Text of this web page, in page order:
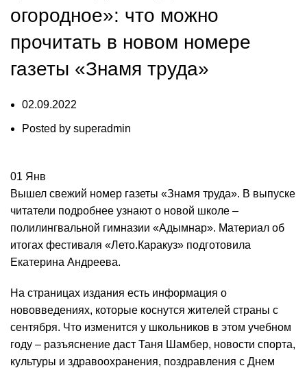
огородное»: что можно
прочитать в новом номере
газеты «Знамя труда»
02.09.2022
Posted by superadmin
01 Янв
Вышел свежий номер газеты «Знамя труда». В выпуске
читатели подробнее узнают о новой школе –
полилингвальной гимназии «Адымнар». Материал об
итогах фестиваля «Лето.Каракуз» подготовила
Екатерина Андреева.
На страницах издания есть информация о
нововведениях, которые коснутся жителей страны с
сентября. Что изменится у школьников в этом учебном
году – разъяснение даст Таня Шамбер, новости спорта,
культуры и здравоохранения, поздравления с Днем